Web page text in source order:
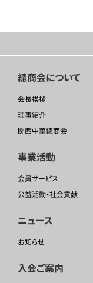
總商会について
会長挨拶
理事紹介
関西中華總商会
事業活動
会員サービス
公益活動・社会貢献
ニュース
お知らせ
入会ご案内